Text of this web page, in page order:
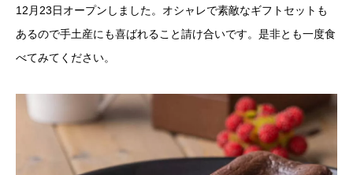
12月23日オープンしました。オシャレで素敵なギフトセットも
あるので手土産にも喜ばれること請け合いです。是非とも一度食
べてみてください。